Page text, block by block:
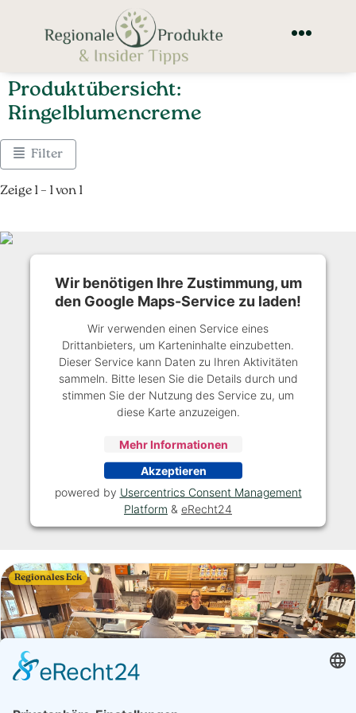
Produktübersicht:
Ringelblumencreme
Filter
Zeige 1 – 1 von 1
Regionales Eck
Wir benötigen Ihre Zustimmung, um
den Google Maps-Service zu laden!
Wir verwenden einen Service eines
Drittanbieters, um Karteninhalte einzubetten.
Dieser Service kann Daten zu Ihren Aktivitäten
sammeln. Bitte lesen Sie die Details durch und
stimmen Sie der Nutzung des Service zu, um
diese Karte anzuzeigen.
Mehr Informationen
Akzeptieren
powered by Usercentrics Consent Management
Platform & eRecht24